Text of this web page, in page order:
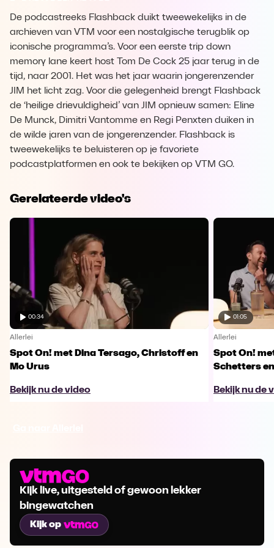
De podcastreeks Flashback duikt tweewekelijks in de
archieven van VTM voor een nostalgische terugblik op
iconische programma’s. Voor een eerste trip down
memory lane keert host Tom De Cock 25 jaar terug in de
tijd, naar 2001. Het was het jaar waarin jongerenzender
JIM het licht zag. Voor die gelegenheid brengt Flashback
de ‘heilige drievuldigheid’ van JIM opnieuw samen: Eline
De Munck, Dimitri Vantomme en Regi Penxten duiken in
de wilde jaren van de jongerenzender. Flashback is
tweewekelijks te beluisteren op je favoriete
podcastplatformen en ook te bekijken op VTM GO.
Gerelateerde video's
00:34
Allerlei
Spot On! met Dina Tersago, Christoff en
Mo Urus
Bekijk nu de video
01:05
Allerlei
Spot On!
Schetters
Bekijk nu de
Kijk live, uitgesteld of gewoon lekker
bingewatchen
Kijk op